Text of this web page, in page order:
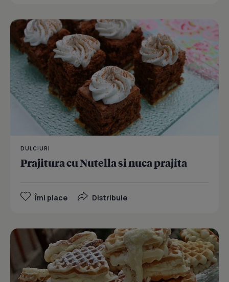
DULCIURI
Prajitura cu Nutella si nuca prajita
Îmi place Distribuie